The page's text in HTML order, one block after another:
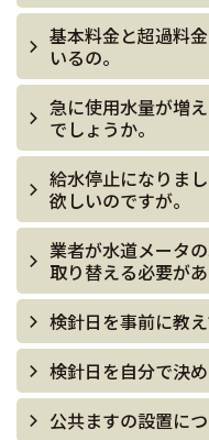
基本料金と超過料
いるの。
急に使用水量が増
でしょうか。
給水停止になりま
欲しいのですが。
業者が水道メータ
取り替える必要があ
検針日を事前に教え
検針日を自分で決め
公共ますの設置に